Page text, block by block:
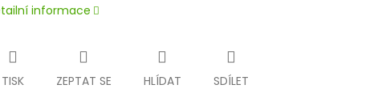
informace
TISK ZEPTAT SE HLÍDAT SDÍLET